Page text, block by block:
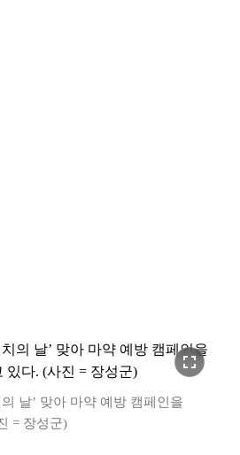
fullscreen
날’ 맞아 마약 예방 캠페인을
= 장성군)